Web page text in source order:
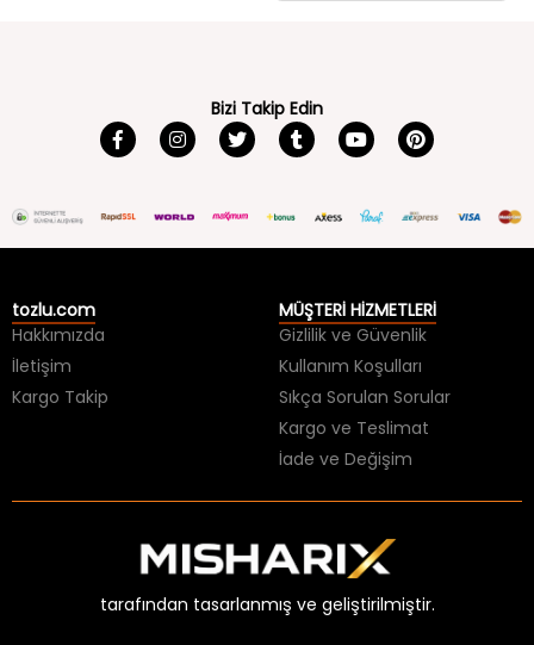
Bizi Takip Edin
tozlu.com
Hakkımızda
İletişim
Kargo Takip
MÜŞTERİ HİZMETLERİ
Gizlilik ve Güvenlik
Kullanım Koşulları
Sıkça Sorulan Sorular
Kargo ve Teslimat
İade ve Değişim
tarafından tasarlanmış ve geliştirilmiştir.